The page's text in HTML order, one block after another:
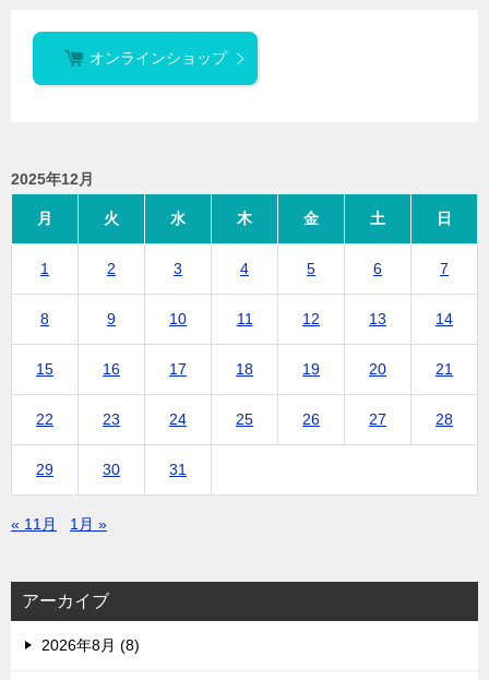
オンラインショップ
2025年12月
月 火 水 木 金 土 日
1 2 3 4 5 6 7
8 9 10 11 12 13 14
15 16 17 18 19 20 21
22 23 24 25 26 27 28
29 30 31
« 11月 1月 »
アーカイブ
2026年8月 (8)